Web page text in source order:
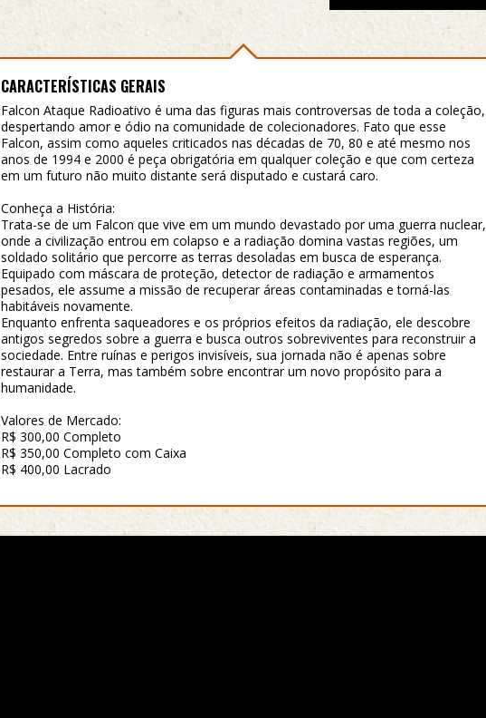
CARACTERÍSTICAS GERAIS
Falcon Ataque Radioativo é uma das figuras mais controversas de toda a coleção,
despertando amor e ódio na comunidade de colecionadores. Fato que esse
Falcon, assim como aqueles criticados nas décadas de 70, 80 e até mesmo nos
anos de 1994 e 2000 é peça obrigatória em qualquer coleção e que com certeza
em um futuro não muito distante será disputado e custará caro.
Conheça a História:
Trata-se de um Falcon que vive em um mundo devastado por uma guerra nuclear,
onde a civilização entrou em colapso e a radiação domina vastas regiões, um
soldado solitário que percorre as terras desoladas em busca de esperança.
Equipado com máscara de proteção, detector de radiação e armamentos
pesados, ele assume a missão de recuperar áreas contaminadas e torná-las
habitáveis novamente.
Enquanto enfrenta saqueadores e os próprios efeitos da radiação, ele descobre
antigos segredos sobre a guerra e busca outros sobreviventes para reconstruir a
sociedade. Entre ruínas e perigos invisíveis, sua jornada não é apenas sobre
restaurar a Terra, mas também sobre encontrar um novo propósito para a
humanidade.
Valores de Mercado:
R$ 300,00 Completo
R$ 350,00 Completo com Caixa
R$ 400,00 Lacrado